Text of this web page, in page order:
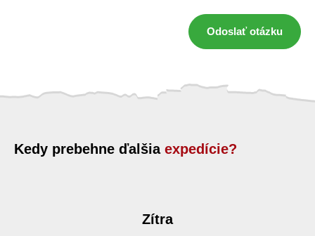
Odoslať otázku
Kedy prebehne ďalšia expedície?
Zítra